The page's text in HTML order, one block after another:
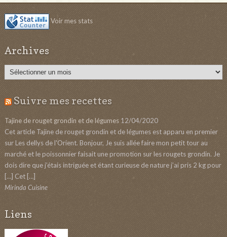
Voir mes stats
Archives
Archives
Suivre mes recettes
Tajine de rouget grondin et de légumes 12/04/2020
Cet article Tajine de rouget grondin et de légumes est apparu en premier
sur Les dellys de l'Orient. Bonjour, Je suis allée faire mon petit tour au
marché et le poissonnier faisait une promotion sur les rougets grondin. Je
dois dire que j’étais intriguée et étant curieuse de nature j’ai pris 2 kg pour
[…] Cet […]
Mirinda Cuisine
Liens